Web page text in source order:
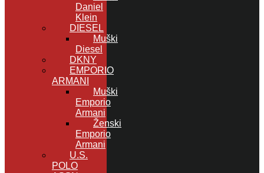
Daniel
Klein
DIESEL
Muški
Diesel
DKNY
EMPORIO
ARMANI
Muški
Emporio
Armani
Ženski
Emporio
Armani
U.S.
POLO